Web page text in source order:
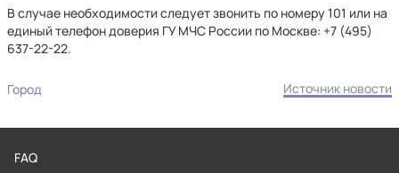
В случае необходимости следует звонить по номеру 101 или на
единый телефон доверия ГУ МЧС России по Москве: +7 (495)
637-22-22.
Город Источник новости
FAQ